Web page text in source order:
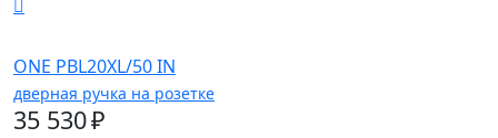
ONE PBL20XL/50 IN
дверная ручка на розетке
35 530 ₽